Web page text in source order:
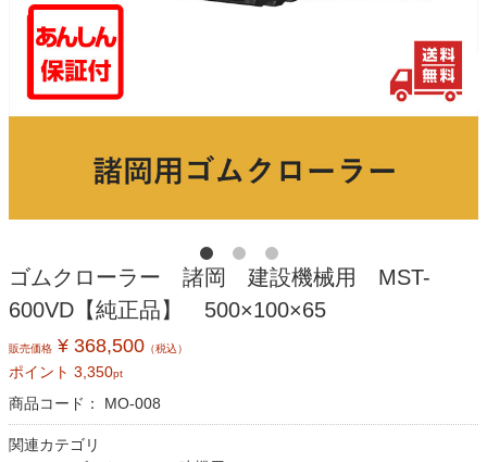
ゴムクローラー 諸岡 建設機械用 MST-
600VD【純正品】 500×100×65
販売価格 ¥ 368,500 （税込）
ポイント 3,350pt
商品コード： MO-008
関連カテゴリ